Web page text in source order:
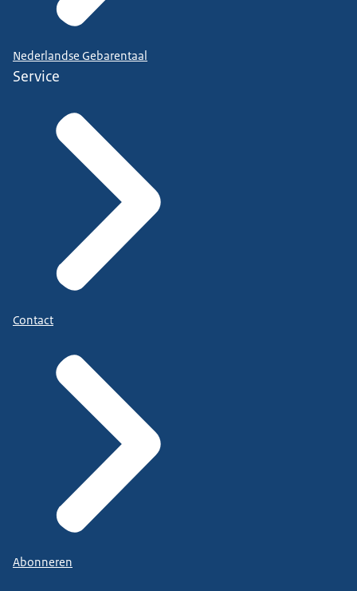
Nederlandse Gebarentaal
Service
Contact
Abonneren